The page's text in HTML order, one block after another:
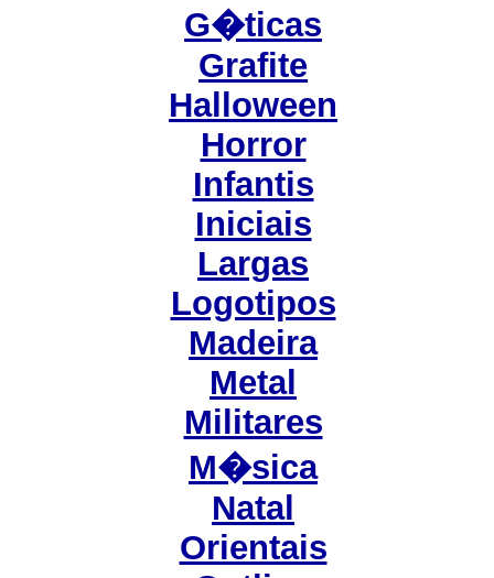
G�ticas
Grafite
Halloween
Horror
Infantis
Iniciais
Largas
Logotipos
Madeira
Metal
Militares
M�sica
Natal
Orientais